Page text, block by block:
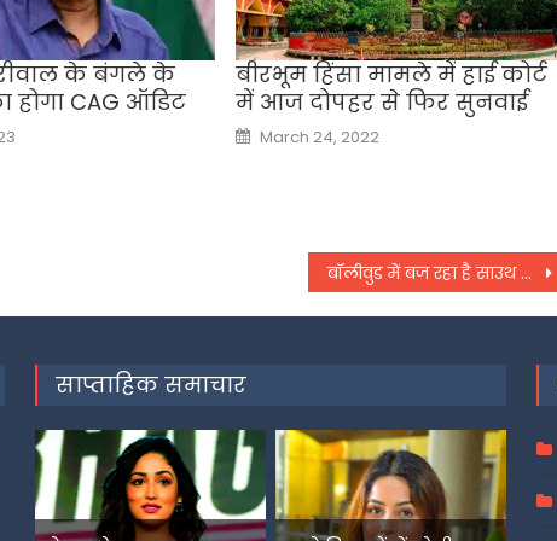
के बंगले के
होगा CAG ऑडिट
बीरभूम हिंसा मामले में हाई कोर्ट
में आज दोपहर से फिर सुनवाई
Posted
on
March 24, 2022
बॉलीवुड में बज रहा है साउथ इंडियन फिल्मों का डंका,
साप्ताहिक समाचार